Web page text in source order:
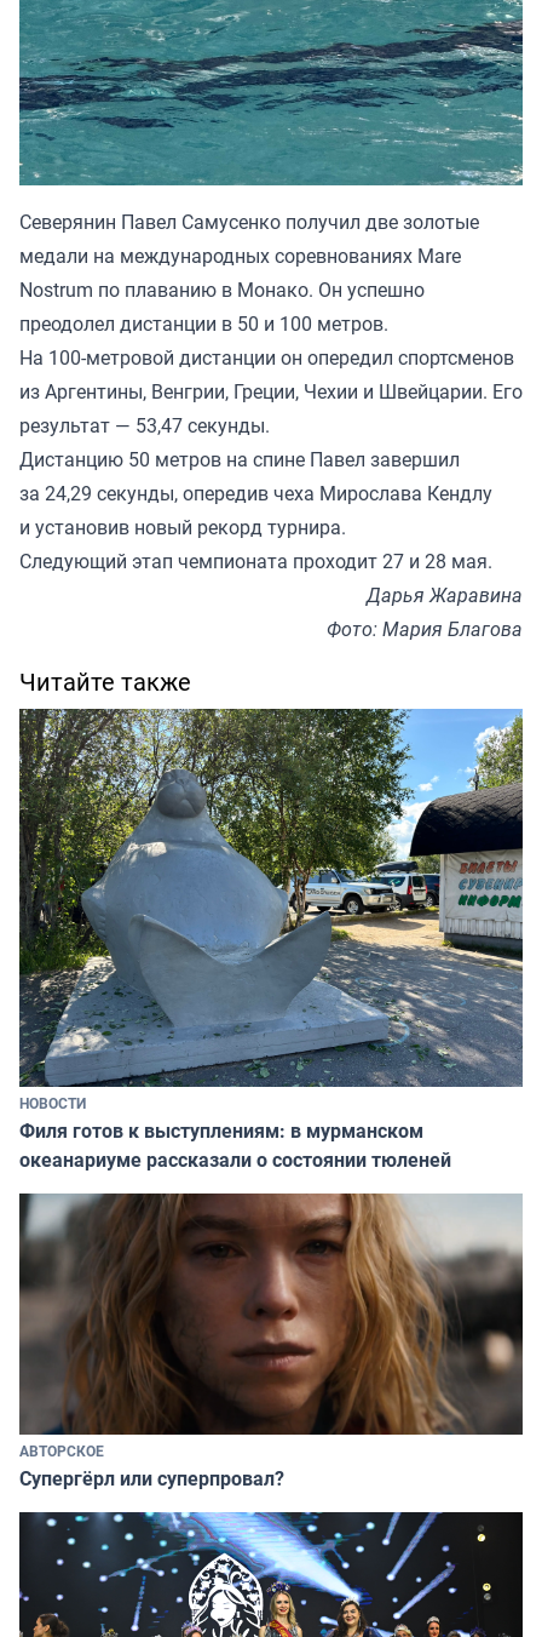
Северянин Павел Самусенко получил две золотые
медали на международных соревнованиях Mare
Nostrum по плаванию в Монако. Он успешно
преодолел дистанции в 50 и 100 метров.
На 100-метровой дистанции он опередил спортсменов
из Аргентины, Венгрии, Греции, Чехии и Швейцарии. Его
результат — 53,47 секунды.
Дистанцию 50 метров на спине Павел завершил
за 24,29 секунды, опередив чеха Мирослава Кендлу
и установив новый рекорд турнира.
Следующий этап чемпионата проходит 27 и 28 мая.
Дарья Жаравина
Фото: Мария Благова
Читайте также
НОВОСТИ
Филя готов к выступлениям: в мурманском
океанариуме рассказали о состоянии тюленей
АВТОРСКОЕ
Супергёрл или суперпровал?